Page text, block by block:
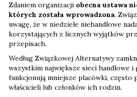
Zdaniem organizacji obecna ustawa
których została wprowadzona.
uwagę, że w niedziele niehandlowe
korzystających z licznych wyjątków
przepisach.
Według Związkowej Alternatywy
wszystkim największe sieci handlowe i
funkcjonują mniejsze placówki, często
właścicieli lub członków ich rodzin.